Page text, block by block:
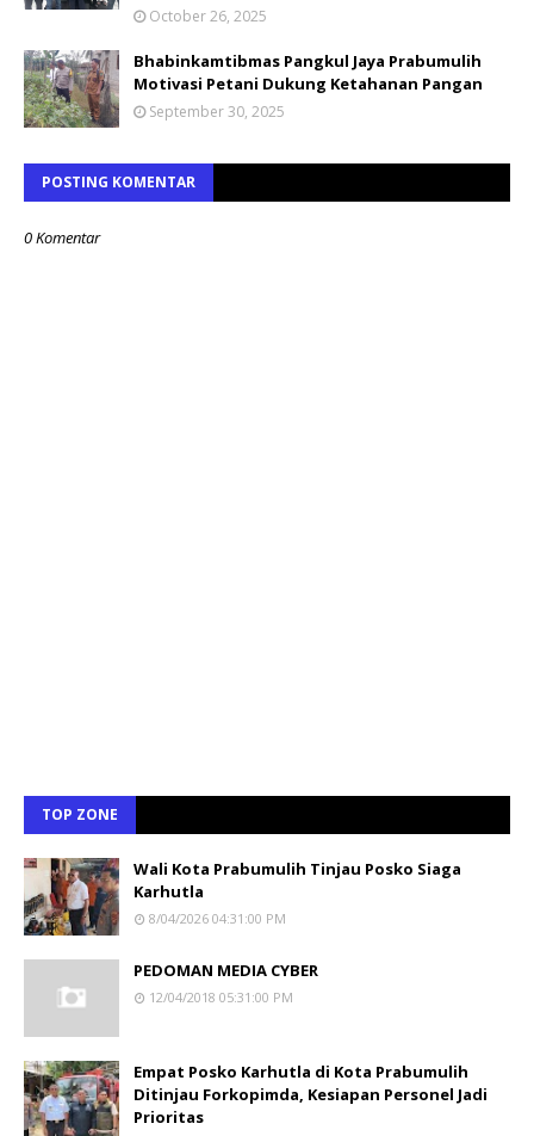
October 26, 2025
Bhabinkamtibmas Pangkul Jaya Prabumulih
Motivasi Petani Dukung Ketahanan Pangan
September 30, 2025
POSTING KOMENTAR
0 Komentar
TOP ZONE
Wali Kota Prabumulih Tinjau Posko Siaga
Karhutla
8/04/2026 04:31:00 PM
PEDOMAN MEDIA CYBER
12/04/2018 05:31:00 PM
Empat Posko Karhutla di Kota Prabumulih
Ditinjau Forkopimda, Kesiapan Personel Jadi
Prioritas